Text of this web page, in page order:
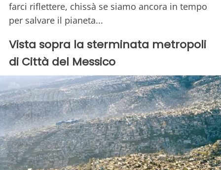
farci riflettere, chissà se siamo ancora in tempo
per salvare il pianeta...
Vista sopra la sterminata metropoli
di Città del Messico